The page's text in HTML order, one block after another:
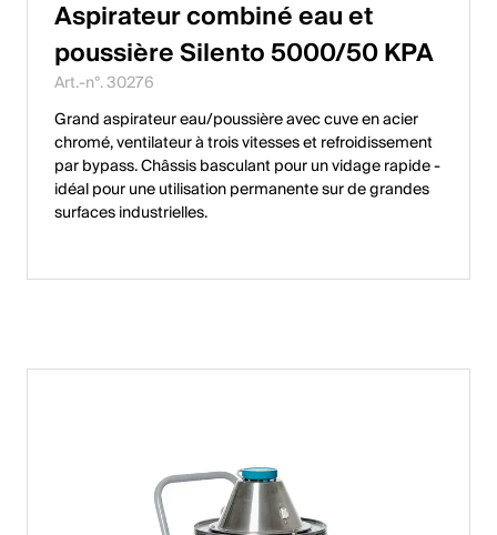
Aspirateur combiné eau et
poussière Silento 5000/50 KPA
Art.-n°. 30276
Grand aspirateur eau/poussière avec cuve en acier
chromé, ventilateur à trois vitesses et refroidissement
par bypass. Châssis basculant pour un vidage rapide -
idéal pour une utilisation permanente sur de grandes
surfaces industrielles.